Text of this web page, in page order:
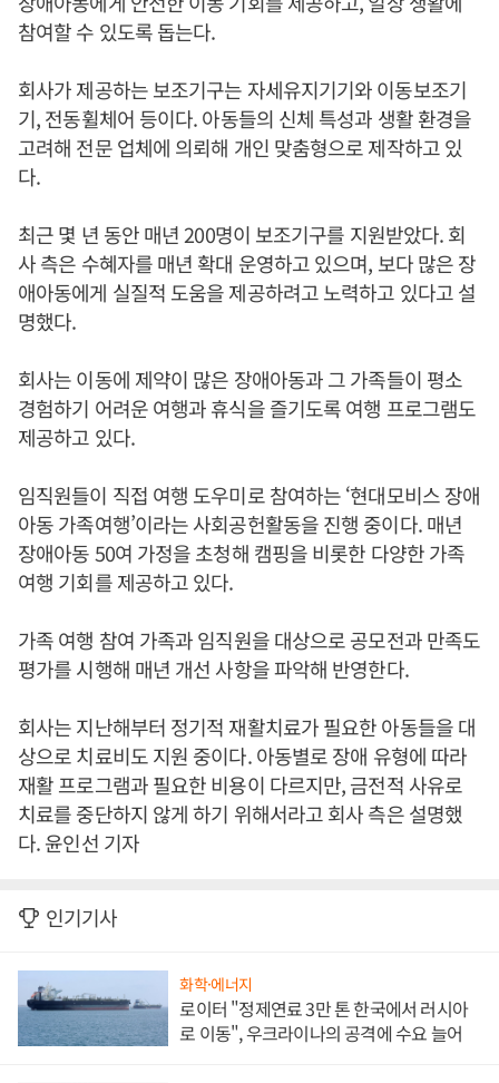
참여할 수 있도록 돕는다.
회사가 제공하는 보조기구는 자세유지기기와 이동보조기
기, 전동휠체어 등이다. 아동들의 신체 특성과 생활 환경을
고려해 전문 업체에 의뢰해 개인 맞춤형으로 제작하고 있
다.
최근 몇 년 동안 매년 200명이 보조기구를 지원받았다. 회
사 측은 수혜자를 매년 확대 운영하고 있으며, 보다 많은 장
애아동에게 실질적 도움을 제공하려고 노력하고 있다고 설
명했다.
회사는 이동에 제약이 많은 장애아동과 그 가족들이 평소
경험하기 어려운 여행과 휴식을 즐기도록 여행 프로그램도
제공하고 있다.
임직원들이 직접 여행 도우미로 참여하는 ‘현대모비스 장애
아동 가족여행’이라는 사회공헌활동을 진행 중이다. 매년
장애아동 50여 가정을 초청해 캠핑을 비롯한 다양한 가족
여행 기회를 제공하고 있다.
가족 여행 참여 가족과 임직원을 대상으로 공모전과 만족도
평가를 시행해 매년 개선 사항을 파악해 반영한다.
회사는 지난해부터 정기적 재활치료가 필요한 아동들을 대
상으로 치료비도 지원 중이다. 아동별로 장애 유형에 따라
재활 프로그램과 필요한 비용이 다르지만, 금전적 사유로
치료를 중단하지 않게 하기 위해서라고 회사 측은 설명했
다. 윤인선 기자
인기기사
화학·에너지
로이터 "정제연료 3만 톤 한국에서 러시아
로 이동", 우크라이나의 공격에 수요 늘어